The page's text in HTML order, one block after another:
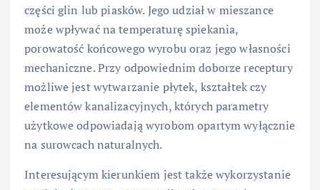
części glin lub piasków. Jego udział w mieszance
może wpływać na temperaturę spiekania,
porowatość końcowego wyrobu oraz jego własności
mechaniczne. Przy odpowiednim doborze receptury
możliwe jest wytwarzanie płytek, kształtek czy
elementów kanalizacyjnych, których parametry
użytkowe odpowiadają wyrobom opartym wyłącznie
na surowcach naturalnych.
Interesującym kierunkiem jest także wykorzystanie